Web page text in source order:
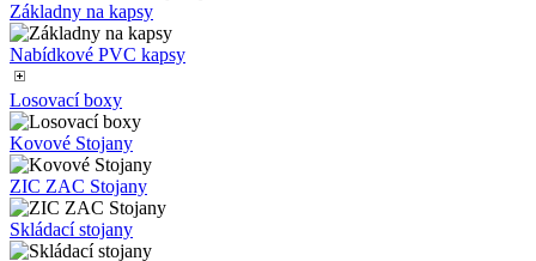
Základny na kapsy
Nabídkové PVC kapsy
Losovací boxy
Kovové Stojany
ZIC ZAC Stojany
Skládací stojany